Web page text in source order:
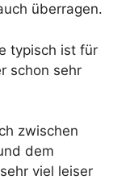
überragen.
typisch ist für
schon sehr
zwischen
dem
viel leiser